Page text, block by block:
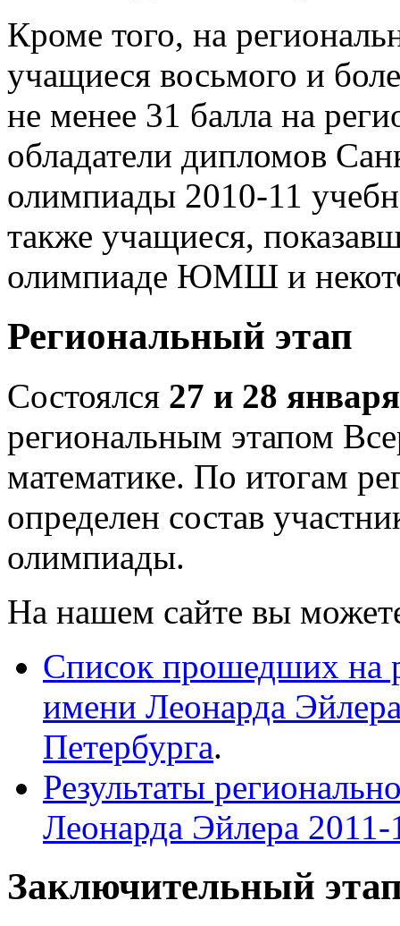
Кроме того, на
учащиеся восьмого и
не менее 31 балла на
обладатели дипломов
олимпиады 2010-11
также учащиеся,
олимпиаде ЮМШ и
Региональный этап
Состоялся 27 и 28
региональным этапом
математике. По итогам
определен состав
олимпиады.
На нашем сайте вы
Список прошедших на
имени Леонарда
Петербурга.
Результаты
Леонарда Эйлера 2011-
Заключительный